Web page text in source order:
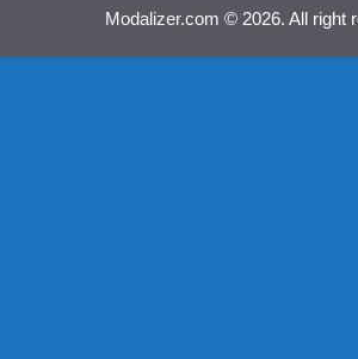
Modalizer.com © 2026. All right